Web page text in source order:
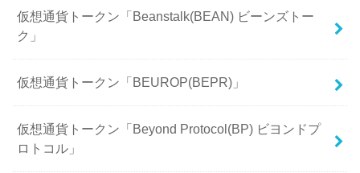
仮想通貨トークン「Beanstalk(BEAN) ビーンズトー
ク」
仮想通貨トークン「BEUROP(BEPR)」
仮想通貨トークン「Beyond Protocol(BP) ビヨンドプ
ロトコル」